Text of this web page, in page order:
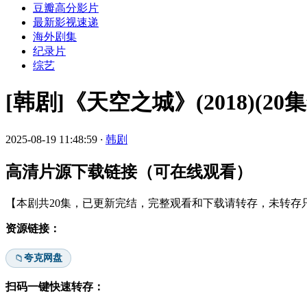
豆瓣高分影片
最新影视速递
海外剧集
纪录片
综艺
[韩剧]《天空之城》(2018)(20
2025-08-19 11:48:59 · 韩剧
高清片源下载链接（可在线观看）
【本剧共20集，已更新完结，完整观看和下载请转存，未转
资源链接：
📁夸克网盘
扫码一键快速转存：